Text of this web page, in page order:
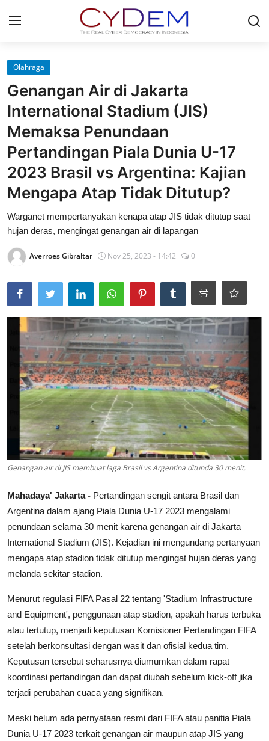
Login
Home
News
Contact
Politik
Olahraga
Nasional
Lainya
Olahraga
Genangan Air di Jakarta
International Stadium (JIS)
Memaksa Penundaan
Pertandingan Piala Dunia U-17
2023 Brasil vs Argentina: Kajian
Mengapa Atap Tidak Ditutup?
Warganet mempertanyakan kenapa atap JIS tidak ditutup saat
hujan deras, mengingat genangan air di lapangan
Averroes Gibraltar Nov 25, 2023 - 14:42 0
Genangan air di JIS membuat laga Brasil vs Argentina ditunda 30 menit.
Mahadaya' Jakarta - Pertandingan sengit antara Brasil dan
Argentina dalam ajang Piala Dunia U-17 2023 mengalami
penundaan selama 30 menit karena genangan air di Jakarta
International Stadium (JIS). Kejadian ini mengundang pertanyaan
mengapa atap stadion tidak ditutup mengingat hujan deras yang
melanda sekitar stadion.
Menurut regulasi FIFA Pasal 22 tentang 'Stadium Infrastructure
and Equipment', penggunaan atap stadion, apakah harus terbuka
atau tertutup, menjadi keputusan Komisioner Pertandingan FIFA
setelah berkonsultasi dengan wasit dan ofisial kedua tim.
Keputusan tersebut seharusnya diumumkan dalam rapat
koordinasi pertandingan dan dapat diubah sebelum kick-off jika
terjadi perubahan cuaca yang signifikan.
Meski belum ada pernyataan resmi dari FIFA atau panitia Piala
Dunia U-17 2023 terkait genangan air maupun atap JIS yang